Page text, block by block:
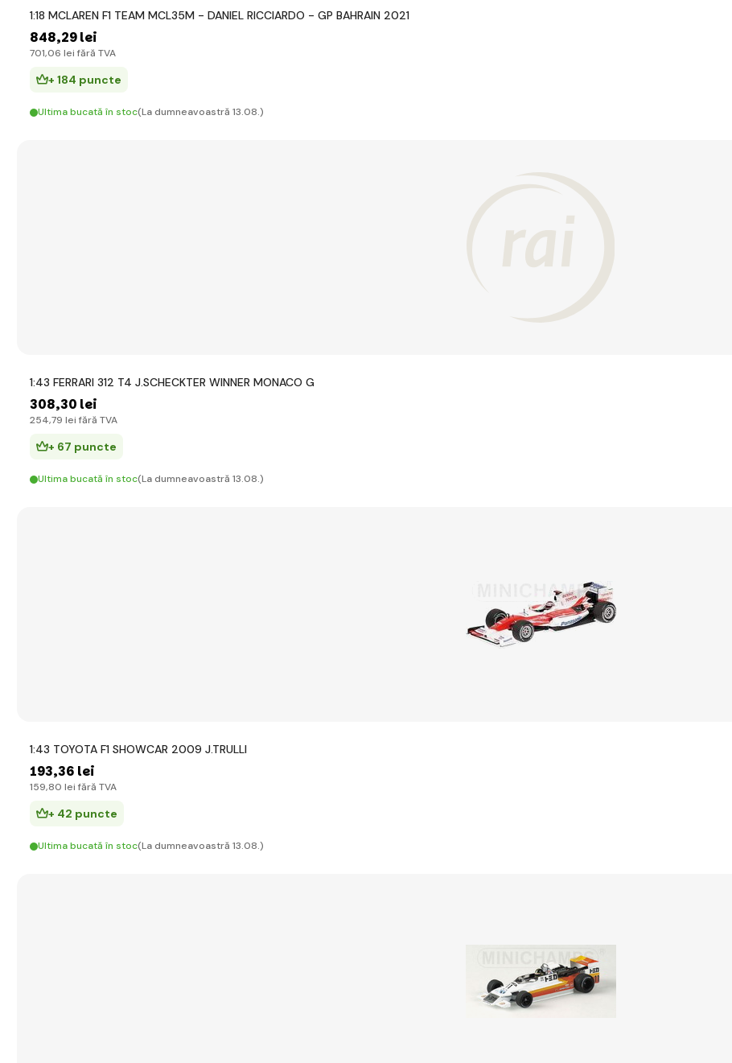
1:18 MCLAREN F1 TEAM MCL35M - DANIEL RICCIARDO - GP BAHRAIN 2021
848,29 lei
701,06 lei fără TVA
+ 184 puncte
Ultima bucată în stoc(La dumneavoastră 13.08.)
1:43 FERRARI 312 T4 J.SCHECKTER WINNER MONACO G
308,30 lei
254,79 lei fără TVA
+ 67 puncte
Ultima bucată în stoc(La dumneavoastră 13.08.)
1:43 TOYOTA F1 SHOWCAR 2009 J.TRULLI
193,36 lei
159,80 lei fără TVA
+ 42 puncte
Ultima bucată în stoc(La dumneavoastră 13.08.)